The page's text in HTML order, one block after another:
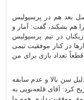
بعد هم در پرسپولیس
هم بشکند، گفت: آمار و
در تیم پرسپولیس
در کنار موفقیت تیمی
تعداد بازی برای من
سن بالا و عدم سابقه
کرد: آقای قلعه‌نویی به